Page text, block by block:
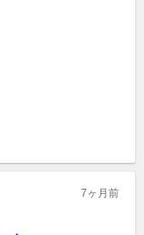
7ヶ月前